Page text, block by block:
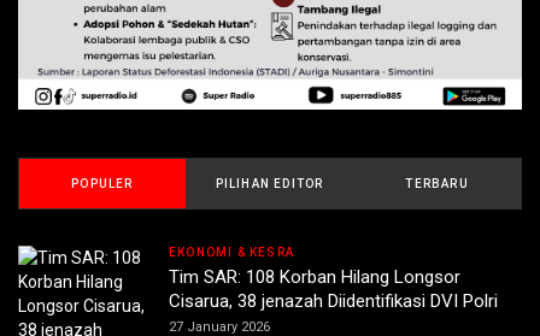
POPULER PILIHAN EDITOR TERBARU
EKONOMI & KESRA
Tim SAR: 108 Korban Hilang Longsor
Cisarua, 38 jenazah Diidentifikasi DVI Polri
27 January 2026